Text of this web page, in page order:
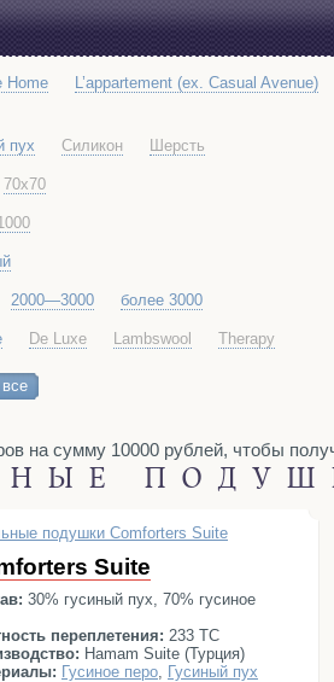
Home L’appartement (ex. Casual Avenue)
пух Силикон Шерсть
70х70
2000—3000 более 3000
De Luxe Lambswool Therapy
на сумму 10000 рублей, чтобы
подушки Comforters Suite
Suite
30% гусиный пух, 70% гусиное
переплетения: 233 ТС
Hamam Suite (Турция)
Гусиное перо, Гусиный пух